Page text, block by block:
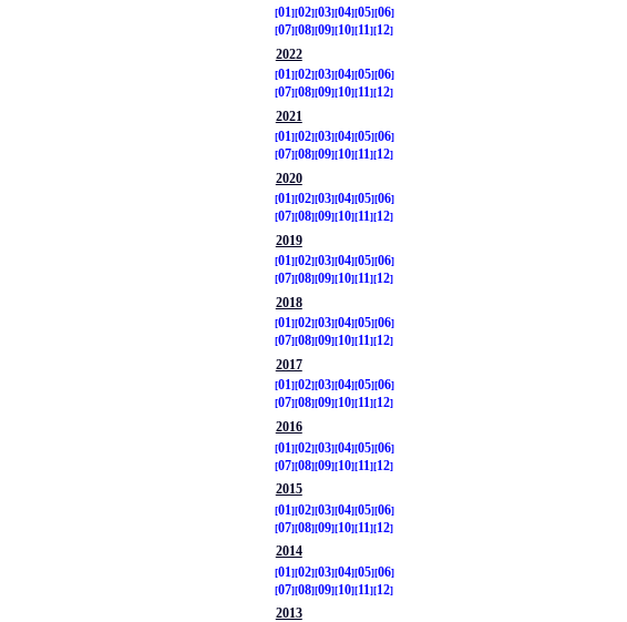
01
02 03 04 05 06
07 08 09 10 11
12
2022
01
02 03 04 05 06
07 08 09 10 11
12
2021
01
02 03 04 05 06
07 08 09 10 11
12
2020
01
02 03 04 05 06
07 08 09 10 11
12
2019
01
02 03 04 05 06
07 08 09 10 11
12
2018
01 02 03 04 05 06
07 08 09 10 11 12
2017
01 02 03 04 05 06
07 08 09 10 11 12
2016
01
02 03 04 05 06
07 08 09 10 11
12
2015
01
02 03 04 05 06
07 08 09 10 11
12
2014
01
02 03 04 05 06
07 08 09 10 11
12
2013